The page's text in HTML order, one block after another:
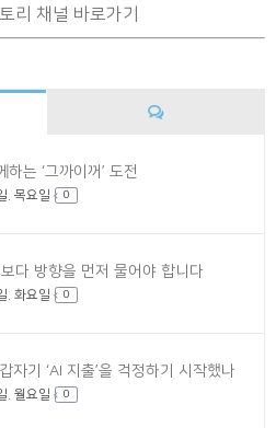
리 채널 바로가기
하는 ‘그까이꺼’ 도전
. 목요일 0
다 방향을 먼저 물어야 합니다
. 화요일 0
자기 ‘AI 지출’을 걱정하기 시작했나
. 월요일 0